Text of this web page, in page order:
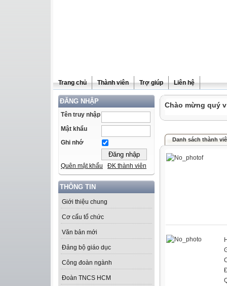
Trang chủ Thành viên Trợ giúp Liên hệ
ĐĂNG NHẬP
Tên truy nhập
Mật khẩu
Ghi nhớ
Quên mật khẩu ĐK thành viên
THÔNG TIN
Giới thiệu chung
Cơ cấu tổ chức
Văn bản mới
Đảng bộ giáo dục
Công đoàn ngành
Đoàn TNCS HCM
Chào mừng quý
Danh sách thành